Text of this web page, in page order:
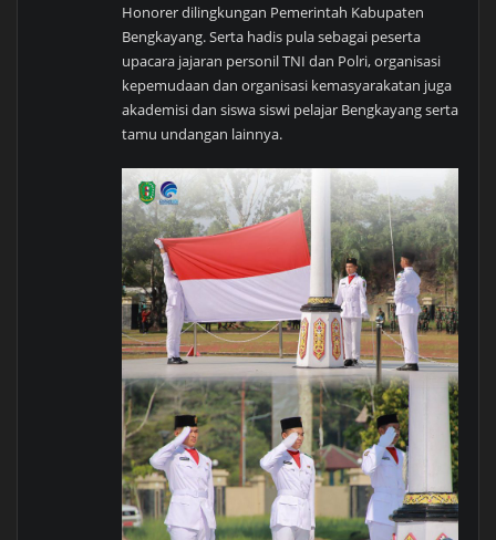
Honorer dilingkungan Pemerintah Kabupaten
Bengkayang. Serta hadis pula sebagai peserta
upacara jajaran personil TNI dan Polri, organisasi
kepemudaan dan organisasi kemasyarakatan juga
akademisi dan siswa siswi pelajar Bengkayang serta
tamu undangan lainnya.